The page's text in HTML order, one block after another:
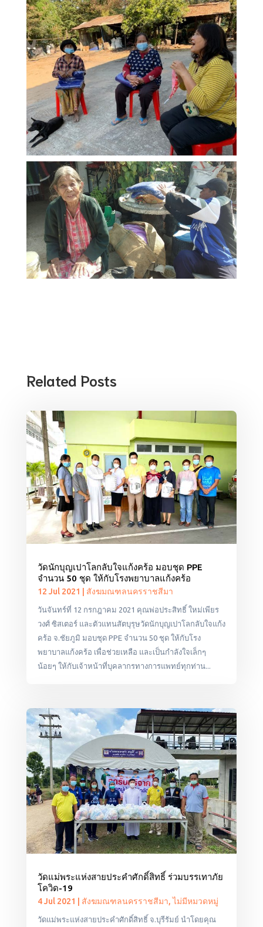
Related Posts
วัดนักบุญเปาโลกลับใจแก้งคร้อ มอบชุด PPE
จำนวน 50 ชุด ให้กับโรงพยาบาลแก้งคร้อ
12 Jul 2021 สังฆมณฑลนครราชสีมา
วันจันทร์ที่ 12 กรกฎาคม 2021 คุณพ่อประสิทธิ์ ใหม่เพียร
วงศ์ ซิสเตอร์ และตัวแทนสัตบุรุษวัดนักบุญเปาโลกลับใจแก้ง
คร้อ จ.ชัยภูมิ มอบชุด PPE จำนวน 50 ชุด ให้กับโรง
พยาบาลแก้งคร้อ เพื่อช่วยเหลือ และเป็นกำลังใจเล็กๆ
น้อยๆ ให้กับเจ้าหน้าที่บุคลากรทางการแพทย์ทุกท่าน...
วัดแม่พระแห่งสายประคำศักดิ์สิทธิ์ ร่วมบรรเทาภัย
โควิด-19
4 Jul 2021 สังฆมณฑลนครราชสีมา,ไม่มีหมวดหมู่
วัดแม่พระแห่งสายประคำศักดิ์สิทธิ์ จ.บุรีรัมย์ นำโดยคุณ